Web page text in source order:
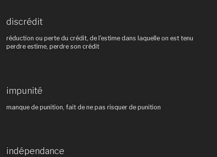
discrédit
réduction ou perte du crédit, de l'estime dans laquelle on est tenu
perdre estime, perdre son crédit
impunité
manque de punition, fait de ne pas risquer de punition
indépendance